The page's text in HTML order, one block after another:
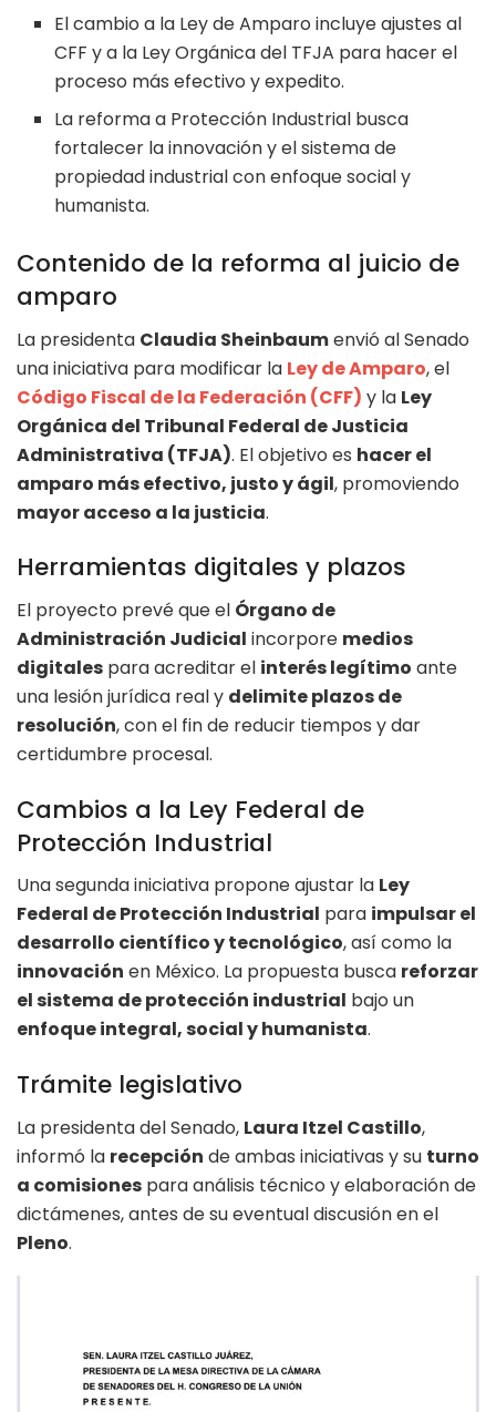
El cambio a la Ley de Amparo incluye ajustes al
CFF y a la Ley Orgánica del TFJA para hacer el
proceso más efectivo y expedito.
La reforma a Protección Industrial busca
fortalecer la innovación y el sistema de
propiedad industrial con enfoque social y
humanista.
Contenido de la reforma al juicio de
amparo
La presidenta Claudia Sheinbaumenvió al Senado
una iniciativa para modificar la Ley de Amparo, el
Código Fiscal de la Federación (CFF) y la Ley
Orgánica del Tribunal Federal de Justicia
Administrativa (TFJA). El objetivo es hacer el
amparo más efectivo, justo y ágil, promoviendo
mayor acceso a la justicia.
Herramientas digitales y plazos
El proyecto prevé que el Órgano de
Administración Judicial incorpore medios
digitales para acreditar el interés legítimo ante
una lesión jurídica real y delimite plazos de
resolución, con el fin de reducir tiempos y dar
certidumbre procesal.
Cambios a la Ley Federal de
Protección Industrial
Una segunda iniciativa propone ajustar la Ley
Federal de Protección Industrial para impulsar el
desarrollo científico y tecnológico, así como la
innovación en México. La propuesta busca reforzar
el sistema de protección industrial bajo un
enfoque integral, social y humanista.
Trámite legislativo
La presidenta del Senado, Laura Itzel Castillo,
informó la recepción de ambas iniciativas y su turno
a comisiones para análisis técnico y elaboración de
dictámenes, antes de su eventual discusión en el
Pleno.